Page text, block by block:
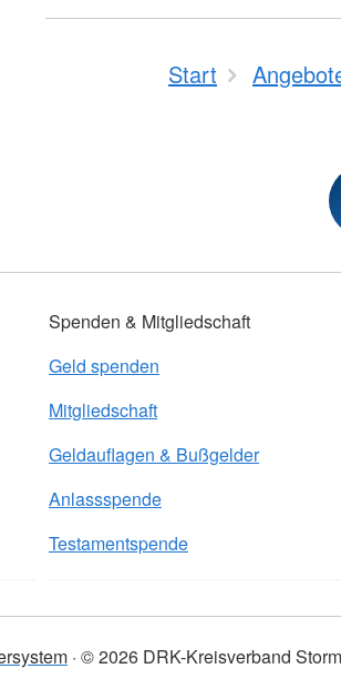
Start
Spenden & Mitgliedschaft
Geld spenden
Mitgliedschaft
Geldauflagen & Bußgelder
Anlassspende
Testamentspende
© 2026 DRK-Kreisverband